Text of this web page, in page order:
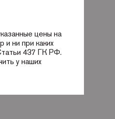
цены на
и ни при каких
437 ГК РФ.
у наших